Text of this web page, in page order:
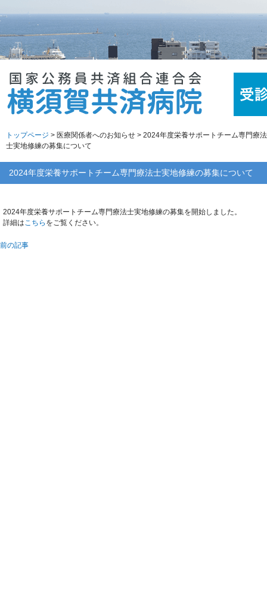
トップページ > 医療関係者へのお知らせ > 2024年度栄養サポートチーム専門療法
士実地修練の募集について
2024年度栄養サポートチーム専門療法士実地修練の募集について
2024年度栄養サポートチーム専門療法士実地修練の募集を開始しました。
詳細はこちら をご覧ください。
前の記事